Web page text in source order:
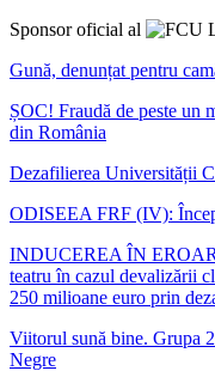
Sponsor oficial al
Gună, denunțat pentru
ȘOC! Fraudă de peste un
din România
Dezafilierea Universității
ODISEEA FRF (IV):
INDUCEREA ÎN
teatru în cazul devalizării
250 milioane euro prin
Viitorul sună bine. Grupa
Negre